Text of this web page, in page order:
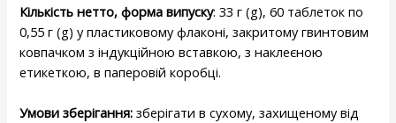
Кількість нетто, форма випуску: 33 г (g), 60 таблеток по
0,55 г (g) у пластиковому флаконі, закритому гвинтовим
ковпачком з індукційною вставкою, з наклеєною
етикеткою, в паперовій коробці.
Умови зберігання:зберігати в сухому, захищеному від